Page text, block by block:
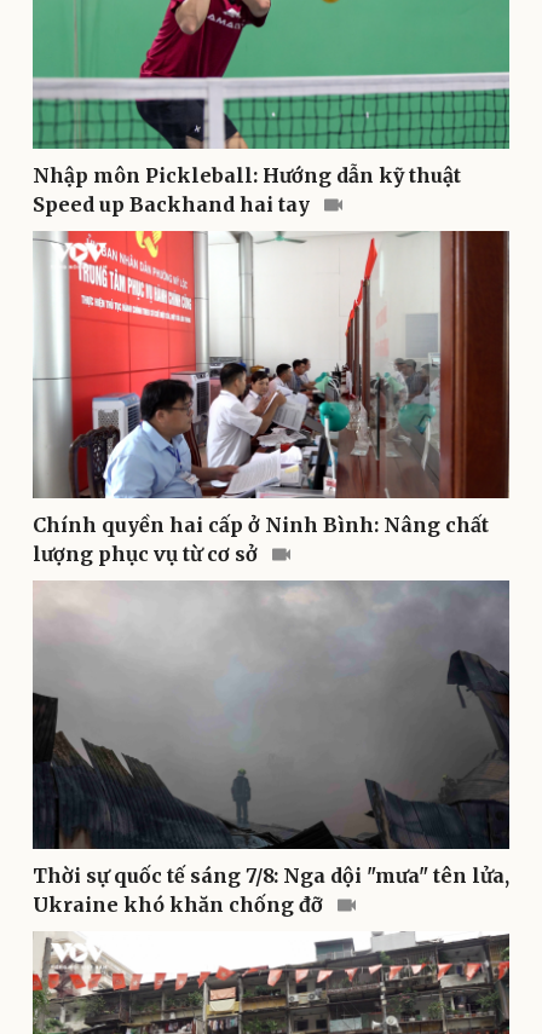
Doanh nghiệp 24h
Vì cộng đồng
Chuyển đổi số
Sức khỏe
Dinh dưỡng - món ngon
Cây thuốc
Sản phụ khoa
Nhi khoa
Đời sống
Nhà đẹp
Blog
Tình yêu - Gia đình
Văn hóa
Giải trí
Nhập môn Pickleball: Hướng dẫn kỹ thuật
Speed up Backhand hai tay
Chính quyền hai cấp ở Ninh Bình: Nâng chất
lượng phục vụ từ cơ sở
Thời sự quốc tế sáng 7/8: Nga dội "mưa" tên lửa,
Ukraine khó khăn chống đỡ